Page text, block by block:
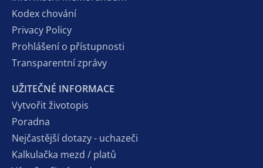
Kodex chování
Privacy Policy
Prohlášení o přístupnosti
Transparentní zprávy
UŽITEČNÉ INFORMACE
Vytvořit životopis
Poradna
Nejčastější dotazy - uchazeči
Kalkulačka mezd / platů